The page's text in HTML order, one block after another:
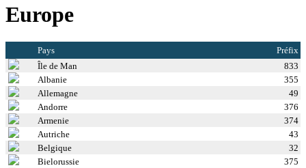
Europe
Pays
Préfix
Île de Man
833
Albanie
355
Allemagne
49
Andorre
376
Armenie
374
Autriche
43
Belgique
32
Bielorussie
375